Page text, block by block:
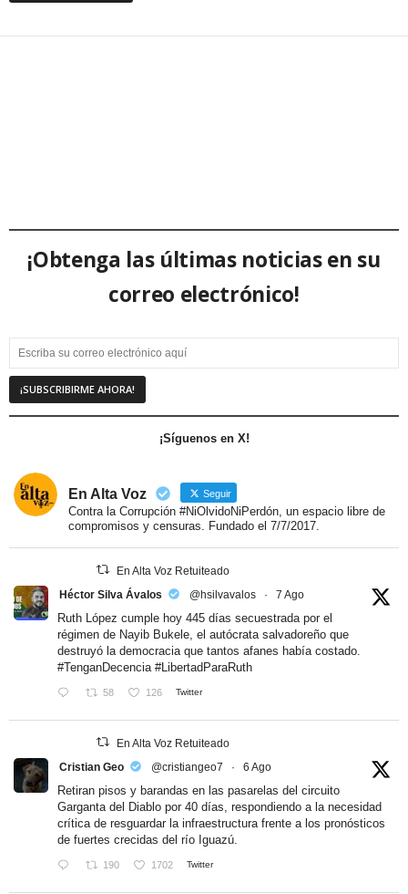
¡Obtenga las últimas noticias en su
correo electrónico!
¡Síguenos en X!
En Alta Voz Seguir
Contra la Corrupción #NiOlvidoNiPerdón, un espacio libre de
compromisos y censuras. Fundado el 7/7/2017.
En Alta Voz Retuiteado
Héctor Silva Ávalos
@hsilvavalos · 7 Ago
Ruth López cumple hoy 445 días secuestrada por el
régimen de Nayib Bukele, el autócrata salvadoreño que
destruyó la democracia que tantos afanes había costado.
#TenganDecencia #LibertadParaRuth
58 126 Twitter
En Alta Voz Retuiteado
Cristian Geo
@cristiangeo7 · 6 Ago
Retiran pisos y barandas en las pasarelas del circuito
Garganta del Diablo por 40 días, respondiendo a la necesidad
crítica de resguardar la infraestructura frente a los pronósticos
de fuertes crecidas del río Iguazú.
190 1702 Twitter